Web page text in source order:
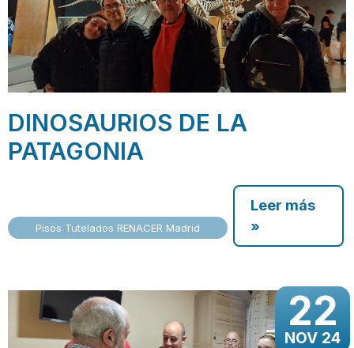
DINOSAURIOS DE LA
PATAGONIA
Pisos Tutelados RENACER Madrid
Leer más
»
22
NOV 24